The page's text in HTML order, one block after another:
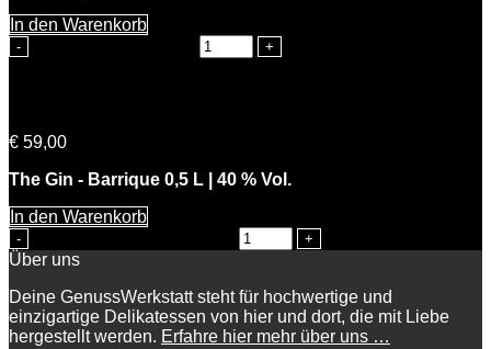
In den Warenkorb
€ 59,00
The Gin - Barrique 0,5 L | 40 % Vol.
In den Warenkorb
Über uns
Deine GenussWerkstatt steht für hochwertige und
einzigartige Delikatessen von hier und dort, die mit Liebe
hergestellt werden. Erfahre hier mehr über uns …